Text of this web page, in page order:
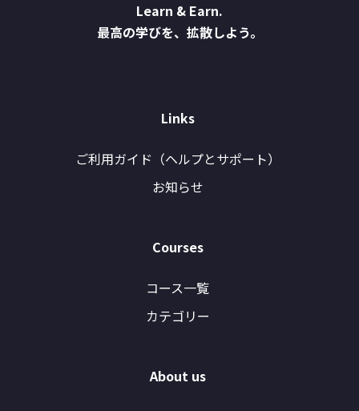
Learn & Earn.
最高の学びを、拡散しよう。
Links
ご利用ガイド（ヘルプとサポート）
お知らせ
Courses
コース一覧
カテゴリー
About us